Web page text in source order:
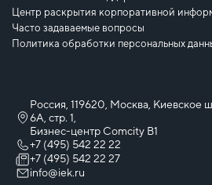
Центр раскрытия корпоративной
Часто задаваемые вопросы
Политика обработки персональных
Россия, 119620, Москва, Киевское
6А, стр. 1,
Бизнес-центр Comcity B1
+7 (495) 542 22 22
+7 (495) 542 22 27
info@iek.ru